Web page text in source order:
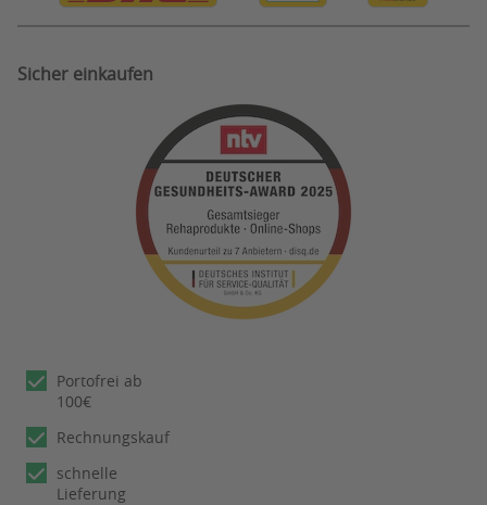
Sicher einkaufen
Portofrei ab
100€
Rechnungskauf
schnelle
Lieferung